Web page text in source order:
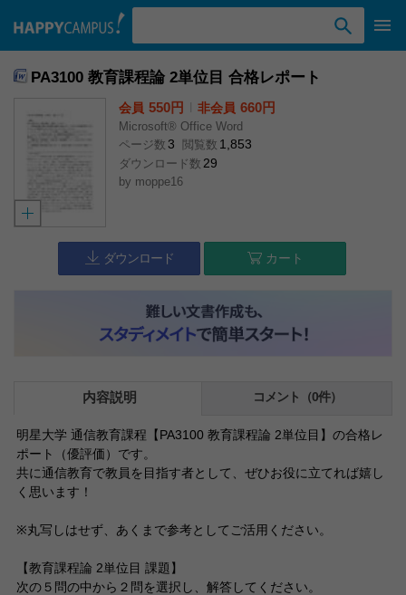
PA3100 教育課程論 2単位目 合格レポート
会員 550円 非会員 660円
Microsoft® Office Word
ページ数 3 閲覧数 1,853
ダウンロード数 29
by moppe16
ダウンロード カート
内容説明 コメント（0件）
明星大学 通信教育課程【PA3100 教育課程論 2単位目】の合格レ
ポート（優評価）です。
共に通信教育で教員を目指す者として、ぜひお役に立てれば嬉し
く思います！
※丸写しはせず、あくまで参考としてご活用ください。
【教育課程論 2単位目 課題】
次の５問の中から２問を選択し、解答してください。